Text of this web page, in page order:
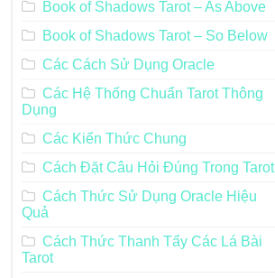
Book of Shadows Tarot – As Above
Book of Shadows Tarot – So Below
Các Cách Sử Dụng Oracle
Các Hệ Thống Chuẩn Tarot Thông
Dụng
Các Kiến Thức Chung
Cách Đặt Câu Hỏi Đúng Trong Tarot
Cách Thức Sử Dụng Oracle Hiệu
Quả
Cách Thức Thanh Tẩy Các Lá Bài
Tarot